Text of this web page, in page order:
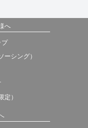
へ
プ
ーシング）
定）